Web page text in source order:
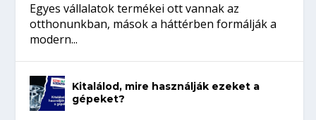
Egyes vállalatok termékei ott vannak az
otthonunkban, mások a háttérben formálják a
modern...
Kitalálod, mire használják ezeket a
gépeket?